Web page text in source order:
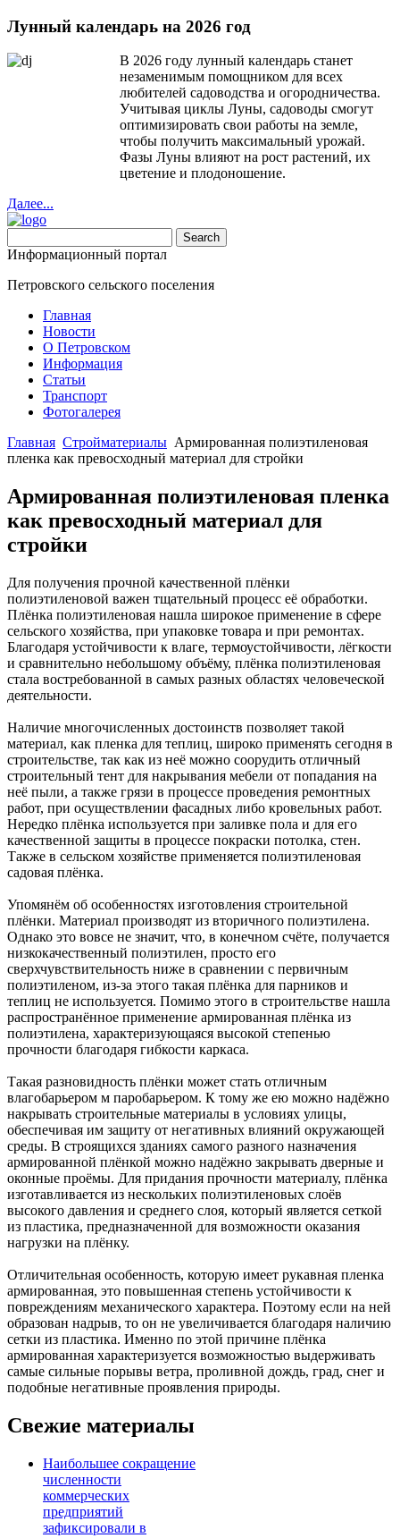
Лунный календарь на 2026 год
В 2026 году лунный календарь станет
незаменимым помощником для всех
любителей садоводства и огородничества.
Учитывая циклы Луны, садоводы смогут
оптимизировать свои работы на земле,
чтобы получить максимальный урожай.
Фазы Луны влияют на рост растений, их
цветение и плодоношение.
Далее...
Информационный портал
Петровского сельского поселения
Главная
Новости
О Петровском
Информация
Статьи
Транспорт
Фотогалерея
Главная Стройматериалы Армированная полиэтиленовая
пленка как превосходный материал для стройки
Армированная полиэтиленовая пленка
как превосходный материал для
стройки
Для получения прочной качественной плёнки
полиэтиленовой важен тщательный процесс её обработки.
Плёнка полиэтиленовая нашла широкое применение в сфере
сельского хозяйства, при упаковке товара и при ремонтах.
Благодаря устойчивости к влаге, термоустойчивости, лёгкости
и сравнительно небольшому объёму, плёнка полиэтиленовая
стала востребованной в самых разных областях человеческой
деятельности.
Наличие многочисленных достоинств позволяет такой
материал, как пленка для теплиц, широко применять сегодня в
строительстве, так как из неё можно соорудить отличный
строительный тент для накрывания мебели от попадания на
неё пыли, а также грязи в процессе проведения ремонтных
работ, при осуществлении фасадных либо кровельных работ.
Нередко плёнка используется при заливке пола и для его
качественной защиты в процессе покраски потолка, стен.
Также в сельском хозяйстве применяется полиэтиленовая
садовая плёнка.
Упомянём об особенностях изготовления строительной
плёнки. Материал производят из вторичного полиэтилена.
Однако это вовсе не значит, что, в конечном счёте, получается
низкокачественный полиэтилен, просто его
сверхчувствительность ниже в сравнении с первичным
полиэтиленом, из-за этого такая плёнка для парников и
теплиц не используется. Помимо этого в строительстве нашла
распространённое применение армированная плёнка из
полиэтилена, характеризующаяся высокой степенью
прочности благодаря гибкости каркаса.
Такая разновидность плёнки может стать отличным
влагобарьером м паробарьером. К тому же ею можно надёжно
накрывать строительные материалы в условиях улицы,
обеспечивая им защиту от негативных влияний окружающей
среды. В строящихся зданиях самого разного назначения
армированной плёнкой можно надёжно закрывать дверные и
оконные проёмы. Для придания прочности материалу, плёнка
изготавливается из нескольких полиэтиленовых слоёв
высокого давления и среднего слоя, который является сеткой
из пластика, предназначенной для возможности оказания
нагрузки на плёнку.
Отличительная особенность, которую имеет рукавная пленка
армированная, это повышенная степень устойчивости к
повреждениям механического характера. Поэтому если на ней
образован надрыв, то он не увеличивается благодаря наличию
сетки из пластика. Именно по этой причине плёнка
армированная характеризуется возможностью выдерживать
самые сильные порывы ветра, проливной дождь, град, снег и
подобные негативные проявления природы.
Свежие материалы
Наибольшее сокращение
численности
коммерческих
предприятий
зафиксировали в